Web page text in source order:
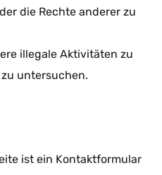
die Rechte anderer zu
illegale Aktivitäten zu
untersuchen.
ist ein Kontaktformular